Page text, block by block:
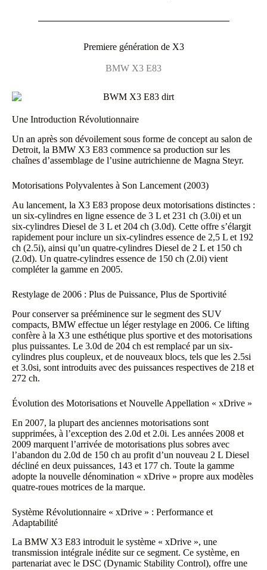
Premiere génération de X3
BMW X3 E83
Une Introduction Révolutionnaire
Un an après son dévoilement sous forme de concept au salon de
Detroit, la BMW X3 E83 commence sa production sur les
chaînes d’assemblage de l’usine autrichienne de Magna Steyr.
Motorisations Polyvalentes à Son Lancement (2003)
Au lancement, la X3 E83 propose deux motorisations distinctes :
un six-cylindres en ligne essence de 3 L et 231 ch (3.0i) et un
six-cylindres Diesel de 3 L et 204 ch (3.0d). Cette offre s’élargit
rapidement pour inclure un six-cylindres essence de 2,5 L et 192
ch (2.5i), ainsi qu’un quatre-cylindres Diesel de 2 L et 150 ch
(2.0d). Un quatre-cylindres essence de 150 ch (2.0i) vient
compléter la gamme en 2005.
Restylage de 2006 : Plus de Puissance, Plus de Sportivité
Pour conserver sa prééminence sur le segment des SUV
compacts, BMW effectue un léger restylage en 2006. Ce lifting
confère à la X3 une esthétique plus sportive et des motorisations
plus puissantes. Le 3.0d de 204 ch est remplacé par un six-
cylindres plus coupleux, et de nouveaux blocs, tels que les 2.5si
et 3.0si, sont introduits avec des puissances respectives de 218 et
272 ch.
Évolution des Motorisations et Nouvelle Appellation « xDrive »
En 2007, la plupart des anciennes motorisations sont
supprimées, à l’exception des 2.0d et 2.0i. Les années 2008 et
2009 marquent l’arrivée de motorisations plus sobres avec
l’abandon du 2.0d de 150 ch au profit d’un nouveau 2 L Diesel
décliné en deux puissances, 143 et 177 ch. Toute la gamme
adopte la nouvelle dénomination « xDrive » propre aux modèles
quatre-roues motrices de la marque.
Système Révolutionnaire « xDrive » : Performance et
Adaptabilité
La BMW X3 E83 introduit le système « xDrive », une
transmission intégrale inédite sur ce segment. Ce système, en
partenariat avec le DSC (Dynamic Stability Control), offre une